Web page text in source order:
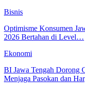
Bisnis
Optimisme Konsumen
2026 Bertahan di Level…
Ekonomi
BI Jawa Tengah Dorong
Menjaga Pasokan dan